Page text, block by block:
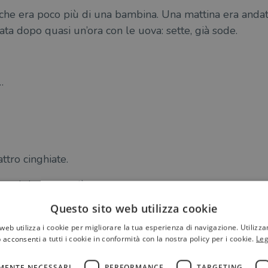
era poco più di una bambina. Una mattina era
dopo quasi un’ora con le uova: sette, già sode.
cinghiate.
si ripetesse più.
cioè lui la Serpe e la Birce, perché le altre due
parte di là del lago, vitto alloggio e cara grazia!,
Questo sito web utilizza cookie
utilizza i cookie per migliorare la tua esperienza di navigazione.
acconsenti a tutti i cookie in conformità con la nostra policy per i cookie.